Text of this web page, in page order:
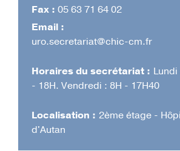
Fax : 05 63 71 64 02
Email :
uro.secretariat@chic-cm.fr
Horaires du secrétariat :
- 18H. Vendredi : 8H - 17H40
Localisation : 2ème étage -
d'Autan